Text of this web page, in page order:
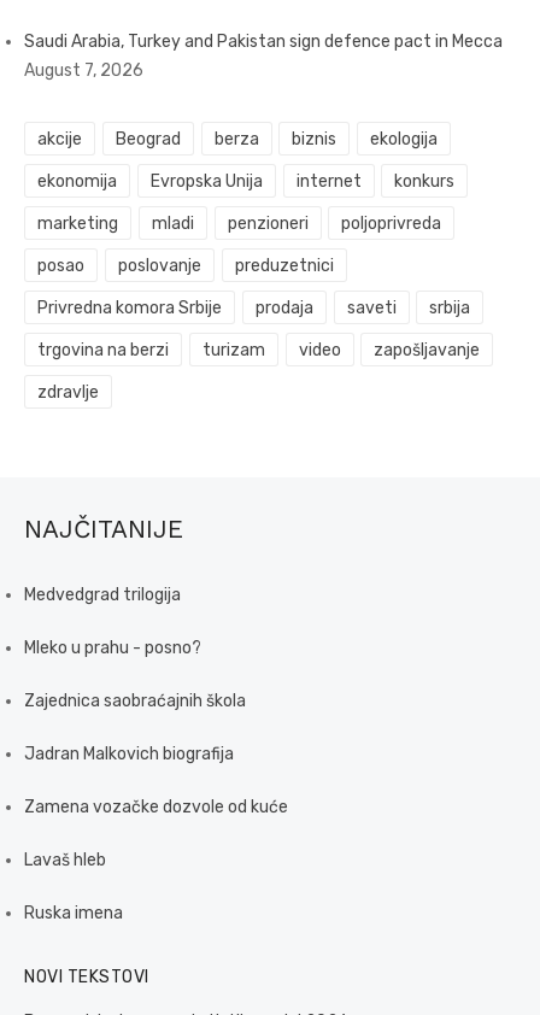
Saudi Arabia, Turkey and Pakistan sign defence pact in Mecca
August 7, 2026
akcije Beograd berza biznis ekologija
ekonomija Evropska Unija internet konkurs
marketing mladi penzioneri poljoprivreda
posao poslovanje preduzetnici
Privredna komora Srbije prodaja saveti srbija
trgovina na berzi turizam video zapošljavanje
zdravlje
NAJČITANIJE
Medvedgrad trilogija
Mleko u prahu - posno?
Zajednica saobraćajnih škola
Jadran Malkovich biografija
Zamena vozačke dozvole od kuće
Lavaš hleb
Ruska imena
NOVI TEKSTOVI